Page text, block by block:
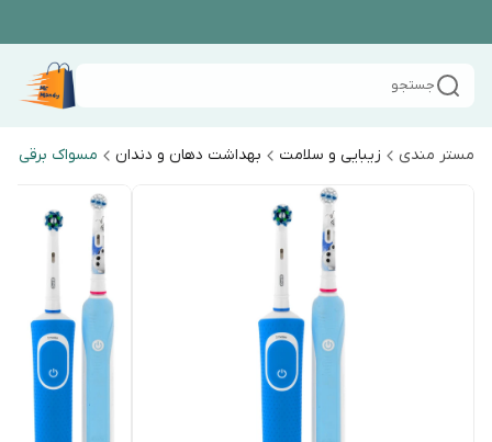
جستجو
مستر مندی زیبایی و سلامت بهداشت دهان و دندان مسواک برقی